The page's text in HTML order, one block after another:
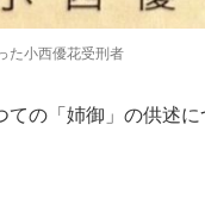
た小西優花受刑者
の「姉御」の供述に